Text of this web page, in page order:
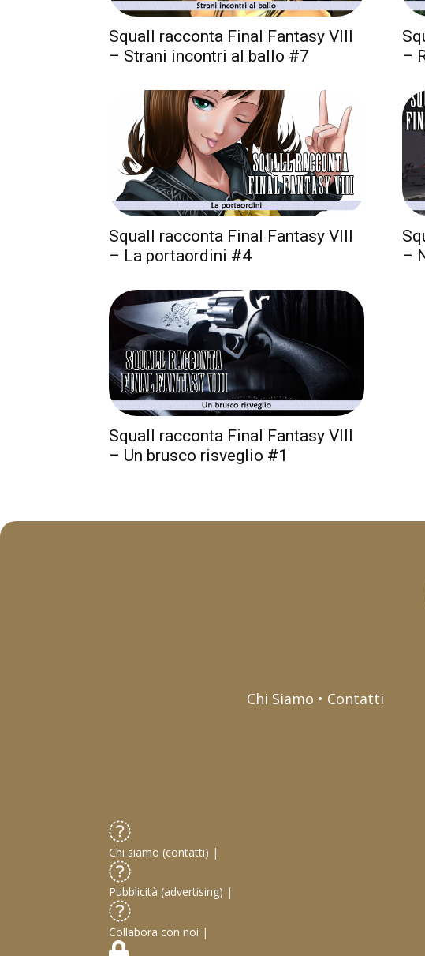
Squall racconta Final Fantasy VIII
– Strani incontri al ballo #7
–
Squall racconta Final Fantasy VIII
– La portaordini #4
–
Squall racconta Final Fantasy VIII
– Un brusco risveglio #1
Chi Siamo • Contatti
Chi siamo (contatti) |
Pubblicità (advertising) |
Collabora con noi |